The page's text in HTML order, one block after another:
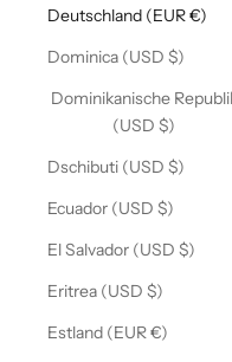
Deutschland (EUR €)
Dominica (USD $)
Dominikanische
(USD $)
Dschibuti (USD $)
Ecuador (USD $)
El Salvador (USD $)
Eritrea (USD $)
Estland (EUR €)